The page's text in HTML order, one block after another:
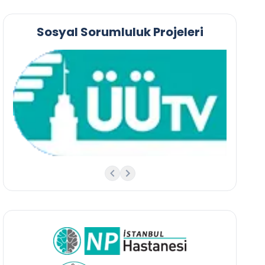
Sosyal Sorumluluk Projeleri